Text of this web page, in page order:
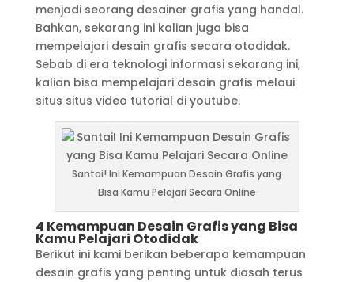
menjadi seorang desainer grafis yang handal.
Bahkan, sekarang ini kalian juga bisa
mempelajari desain grafis secara otodidak.
Sebab di era teknologi informasi sekarang ini,
kalian bisa mempelajari desain grafis melaui
situs situs video tutorial di youtube.
Santai! Ini Kemampuan Desain Grafis yang
Bisa Kamu Pelajari Secara Online
4 Kemampuan Desain Grafis yang Bisa
Kamu Pelajari Otodidak
Berikut ini kami berikan beberapa kemampuan
desain grafis yang penting untuk diasah terus